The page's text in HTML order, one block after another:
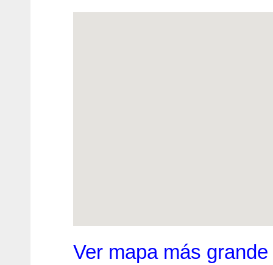
Ver mapa más grande